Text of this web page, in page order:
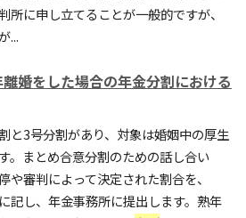
所に申し立てることが一般的ですが、
...
離婚をした場合の年金分割における
と3号分割があり、対象は婚姻中の厚生
。まとめ合意分割のための話し合い
や審判によって決定された割合を、
記し、年金事務所に提出します。熟年